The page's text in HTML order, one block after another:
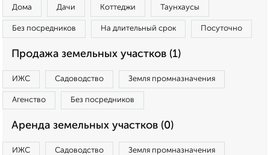
Дома Дачи Коттеджи Таунхаусы
Без посредников На длительный срок Посуточно
Продажа земельных участков (1)
ИЖС Садоводство Земля промназначения
Агенство Без посредников
Аренда земельных участков (0)
ИЖС Садоводство Земля промназначения